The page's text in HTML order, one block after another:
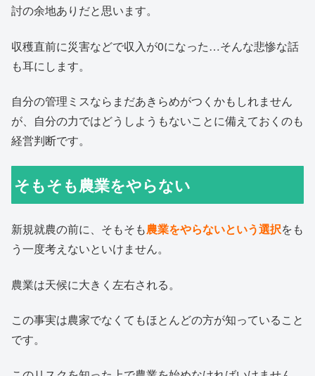
討の余地ありだと思います。
収穫直前に災害などで収入が0になった…そんな悲惨な話
も耳にします。
自分の管理ミスならまだあきらめがつくかもしれません
が、自分の力ではどうしようもないことに備えておくのも
経営判断です。
そもそも農業をやらない
新規就農の前に、そもそも農業をやらないという選択をも
う一度考えないといけません。
農業は天候に大きく左右される。
この事実は農家でなくてもほとんどの方が知っていること
です。